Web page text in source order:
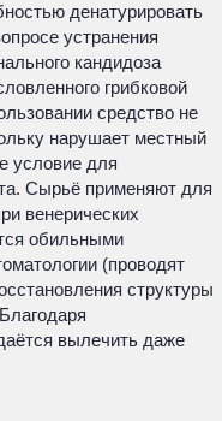
денатурировать
устранения
кандидоза
грибковой
средство не
нарушает местный
условие для
Сырьё применяют для
венерических
обильными
(проводят
структуры
вылечить даже